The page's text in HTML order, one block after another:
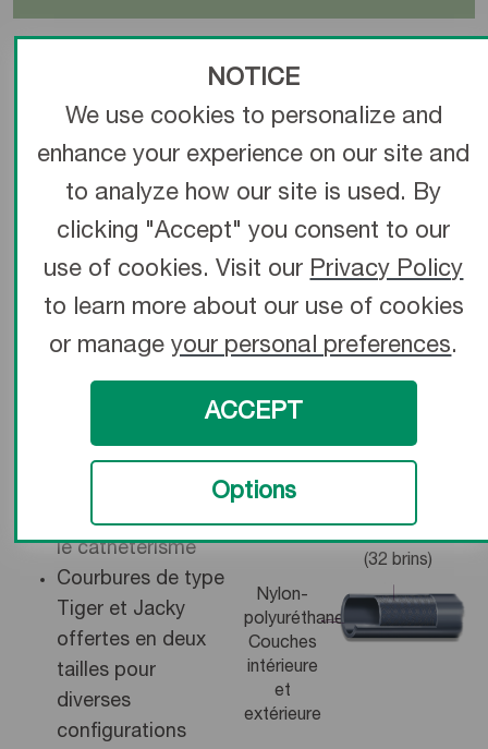
UNIVERSELLES
CONÇUES POUR
L’ARTÈRE RADIALE
Courbures
spécialement
adaptées à
support et un
adéquats pendant
le cathétérisme
Courbures de type
Tiger et Jacky
offertes en deux
tailles pour
diverses
configurations
Tiger
Nylon-
polyuréthane
Couches
intérieure
et
extérieure
Acier inoxydable à
intermédiaire
(32 brins)
NOTICE
We use cookies to personalize and
enhance your experience on our site and
to analyze how our site is used. By
clicking "Accept" you consent to our
use of cookies. Visit our Privacy Policy
to learn more about our use of cookies
or manageyour personal preferences.
ACCEPT
Options